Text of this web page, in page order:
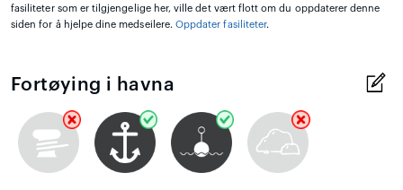
fasiliteter som er tilgjengelige her, ville det vært flott om du oppdaterer denne
siden for å hjelpe dine medseilere. Oppdater fasiliteter.
Fortøying i havna